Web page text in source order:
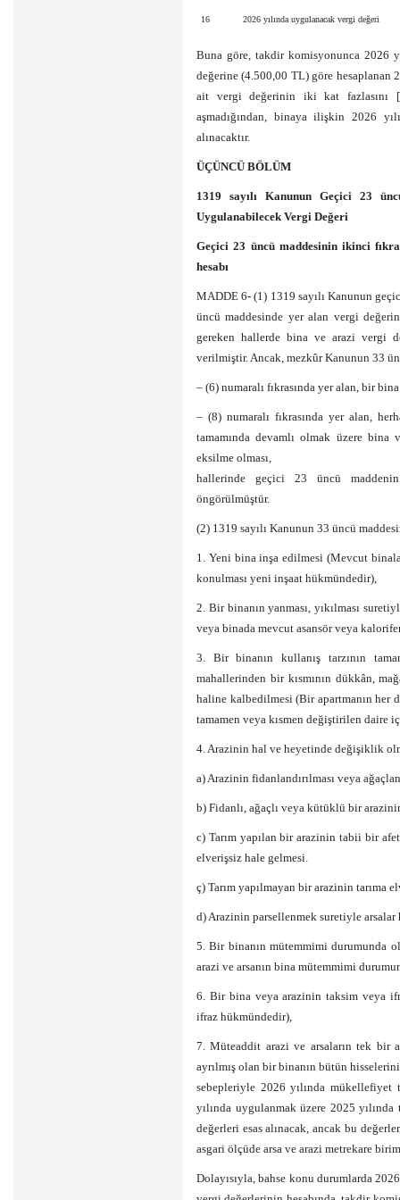
16 2026 yılında uygulanacak vergi değeri
Buna göre, takdir komisyonunca 2026
değerine (4.500,00 TL) göre hesaplanan
ait vergi değerinin iki kat fazlasını
aşmadığından, binaya ilişkin 2026
alınacaktır.
ÜÇÜNCÜ BÖLÜM
1319 sayılı Kanunun Geçici 23
Uygulanabilecek Vergi Değeri
Geçici 23 üncü maddesinin ikinci
hesabı
MADDE 6- (1) 1319 sayılı Kanunun
üncü maddesinde yer alan vergi
gereken hallerde bina ve arazi vergi
verilmiştir. Ancak, mezkûr Kanunun 33
– (6) numaralı fıkrasında yer alan, bir
– (8) numaralı fıkrasında yer alan,
tamamında devamlı olmak üzere bina
eksilme olması,
hallerinde geçici 23 üncü
öngörülmüştür.
(2) 1319 sayılı Kanunun 33 üncü
1. Yeni bina inşa edilmesi (Mevcut
konulması yeni inşaat hükmündedir),
2. Bir binanın yanması, yıkılması
veya binada mevcut asansör veya
3. Bir binanın kullanış tarzının
mahallerinden bir kısmının dükkân,
haline kalbedilmesi (Bir apartmanın her
tamamen veya kısmen değiştirilen daire
4. Arazinin hal ve heyetinde değişiklik
a) Arazinin fidanlandırılması veya
b) Fidanlı, ağaçlı veya kütüklü bir
c) Tarım yapılan bir arazinin tabii bir
elverişsiz hale gelmesi.
ç) Tarım yapılmayan bir arazinin tarıma
d) Arazinin parsellenmek suretiyle
5. Bir binanın mütemmimi durumunda
arazi ve arsanın bina mütemmimi
6. Bir bina veya arazinin taksim veya
ifraz hükmündedir),
7. Müteaddit arazi ve arsaların tek bir
ayrılmış olan bir binanın bütün
sebepleriyle 2026 yılında mükellefiyet
yılında uygulanmak üzere 2025
değerleri esas alınacak, ancak bu
asgari ölçüde arsa ve arazi metrekare
Dolayısıyla, bahse konu durumlarda